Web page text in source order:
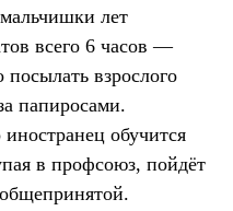
лет
всего 6 часов —
взрослого
папиросами.
обучится
в профсоюз, пойдёт